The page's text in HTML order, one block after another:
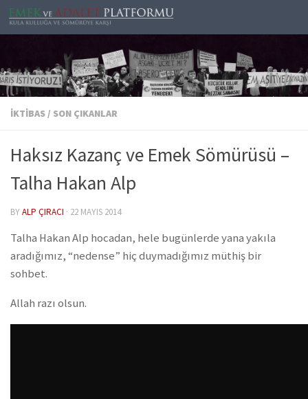
Skip to content
İKTIBAS/ SON ÇIKANLAR
Haksız Kazanç ve Emek Sömürüsü –
Talha Hakan Alp
BYALP ÇIRACI · 22 MAYIS 2014
Talha Hakan Alp hocadan, hele bugünlerde yana yakıla
aradığımız, “nedense” hiç duymadığımız müthiş bir
sohbet.
Allah razı olsun.